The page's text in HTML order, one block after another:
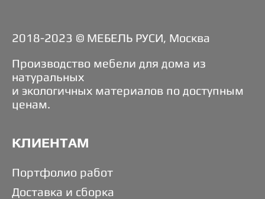
2018-2023 © МЕБЕЛЬ РУСИ, Москва
Производство мебели для дома из
натуральных
и экологичных материалов по доступным
ценам.
КЛИЕНТАМ
Портфолио работ
Доставка и сборка